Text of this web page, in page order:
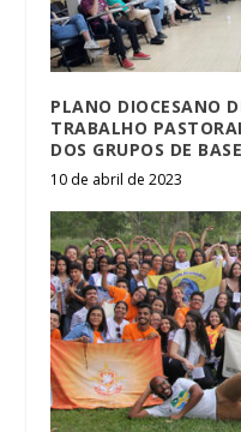
PLANO DIOCESANO
TRABALHO
DOS GRUPOS DE BASE
10 de abril de 2023